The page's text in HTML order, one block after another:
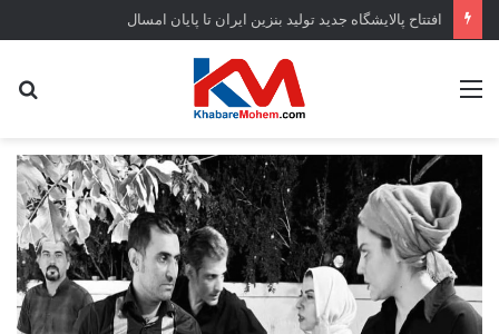
افتتاح ‌پالایشگاه جدید تولید بنزین ایران تا پایان امسال
منو